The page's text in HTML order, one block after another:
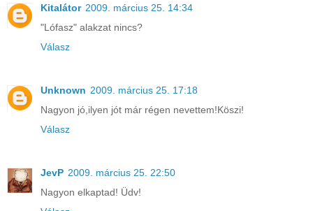
Kitalátor 2009. március 25. 14:34
"Lófasz" alakzat nincs?
Válasz
Unknown 2009. március 25. 17:18
Nagyon jó,ilyen jót már régen nevettem!Köszi!
Válasz
JevP 2009. március 25. 22:50
Nagyon elkaptad! Üdv!